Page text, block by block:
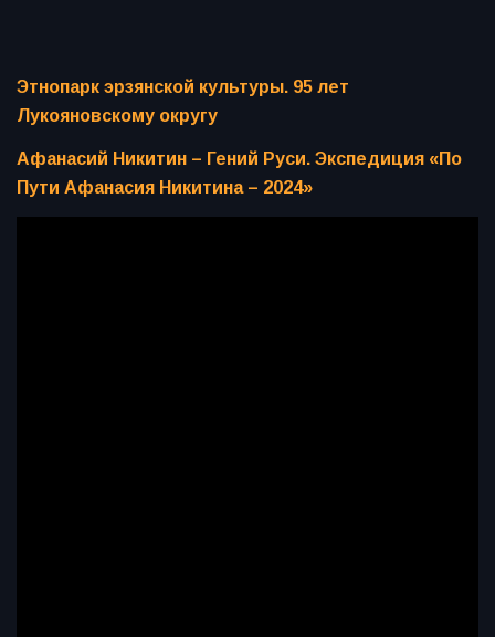
Этнопарк эрзянской культуры. 95 лет
Лукояновскому округу
Афанасий Никитин – Гений Руси. Экспедиция «По
Пути Афанасия Никитина – 2024»